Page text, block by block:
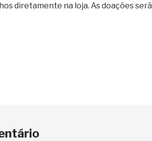
diretamente na loja. As doações